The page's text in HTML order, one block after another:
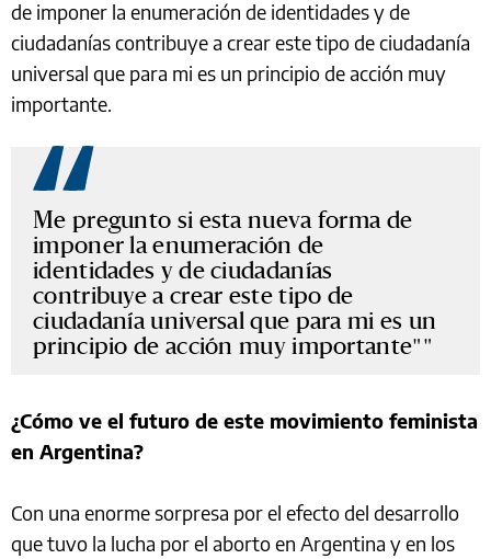
de imponer la enumeración de identidades y de
ciudadanías contribuye a crear este tipo de ciudadanía
universal que para mi es un principio de acción muy
importante.
Me pregunto si esta nueva forma de
imponer la enumeración de
identidades y de ciudadanías
contribuye a crear este tipo de
ciudadanía universal que para mi es un
principio de acción muy importante"
¿Cómo ve el futuro de este movimiento feminista
en Argentina?
Con una enorme sorpresa por el efecto del desarrollo
que tuvo la lucha por el aborto en Argentina y en los